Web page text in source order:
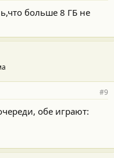
больше 8 ГБ не
#9
обе играют: